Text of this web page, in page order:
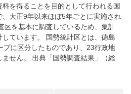
を得ることを目的として行われる国
大正9年以来ほぼ5年ごとに実施され
区を基本に調査しているため、集計
ています。 国勢統計区とは、徳島
プに区分したものであり、23行政地
せん。 出典「国勢調査結果」（総